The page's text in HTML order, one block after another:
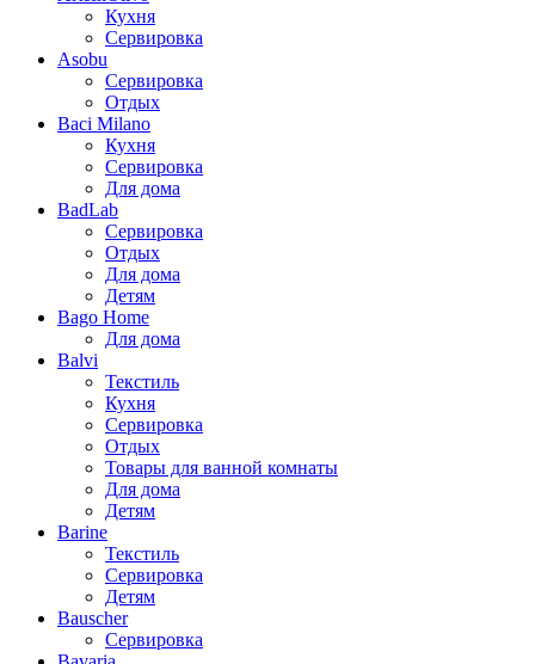
Кухня
Сервировка
Asobu
Сервировка
Отдых
Baci Milano
Кухня
Сервировка
Для дома
BadLab
Сервировка
Отдых
Для дома
Детям
Bago Home
Для дома
Balvi
Текстиль
Кухня
Сервировка
Отдых
Товары для ванной комнаты
Для дома
Детям
Barine
Текстиль
Сервировка
Детям
Bauscher
Сервировка